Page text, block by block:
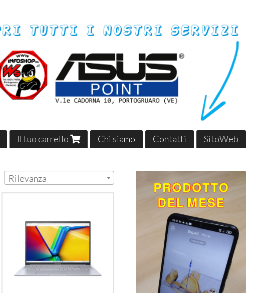
Il tuo carrello Chi siamo Contatti SitoWeb
Rilevanza